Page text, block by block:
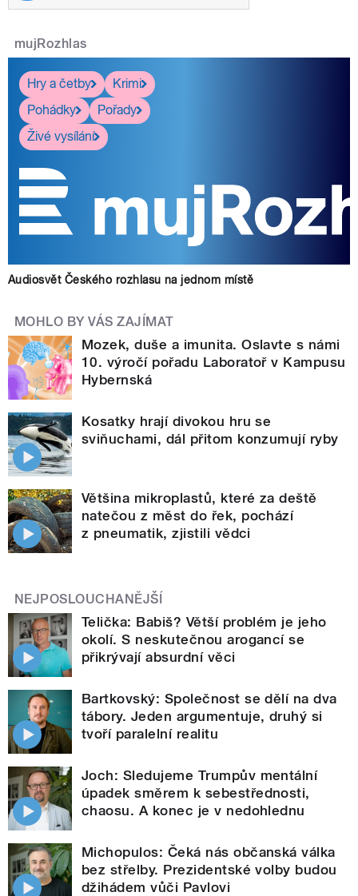
mujRozhlas
Hry a četby
Krimi
Pohádky
Pořady
Živé vysílání
Audiosvět Českého rozhlasu na jednom místě
MOHLO BY VÁS ZAJÍMAT
Mozek, duše a imunita. Oslavte s námi
10. výročí pořadu Laboratoř v Kampusu
Hybernská
Kosatky hrají divokou hru se
sviňuchami, dál přitom konzumují ryby
Většina mikroplastů, které za deště
natečou z měst do řek, pochází
z pneumatik, zjistili vědci
NEJPOSLOUCHANĚJŠÍ
Telička: Babiš? Větší problém je jeho
okolí. S neskutečnou arogancí se
přikrývají absurdní věci
Bartkovský: Společnost se dělí na dva
tábory. Jeden argumentuje, druhý si
tvoří paralelní realitu
Joch: Sledujeme Trumpův mentální
úpadek směrem k sebestřednosti,
chaosu. A konec je v nedohlednu
Michopulos: Čeká nás občanská válka
bez střelby. Prezidentské volby budou
džihádem vůči Pavlovi